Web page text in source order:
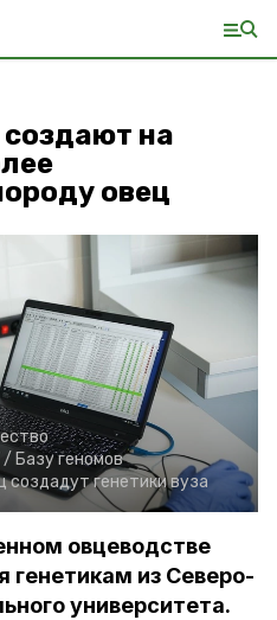
на
овец
/ Базу геномов
генетики вуза
овцеводстве
генетикам из Северо-
университета.